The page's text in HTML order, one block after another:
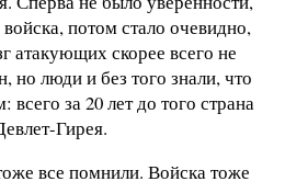
потом стало очевидно,
атакующих скорее всего не
но люди и без того знали, что
всего за 20 лет до того страна
Гирея.
все помнили. Войска тоже